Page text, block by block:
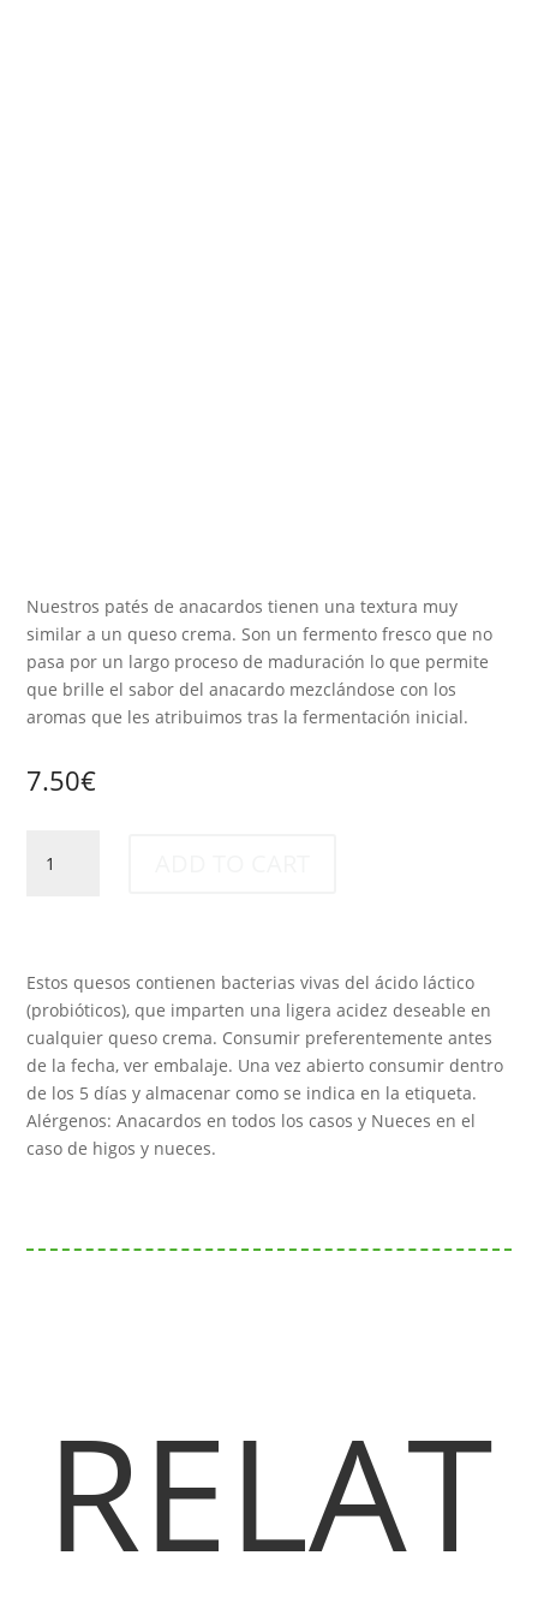
Nuestros patés de anacardos tienen una textura muy
similar a un queso crema. Son un fermento fresco que no
pasa por un largo proceso de maduración lo que permite
que brille el sabor del anacardo mezclándose con los
aromas que les atribuimos tras la fermentación inicial.
7.50€
Curry
quantity
Estos quesos contienen bacterias vivas del ácido láctico
(probióticos), que imparten una ligera acidez deseable en
cualquier queso crema. Consumir preferentemente antes
de la fecha, ver embalaje. Una vez abierto consumir dentro
de los 5 días y almacenar como se indica en la etiqueta.
Alérgenos: Anacardos en todos los casos y Nueces en el
caso de higos y nueces.
RELAT